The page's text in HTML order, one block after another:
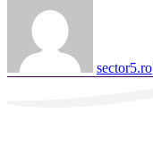
sector5.ro